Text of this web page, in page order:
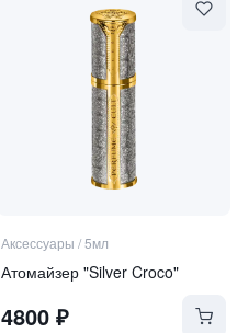
Аксессуары /5мл
Атомайзер "Silver Croco"
4800₽